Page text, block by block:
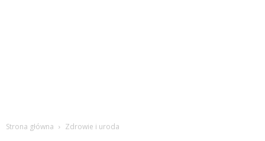
Strona główna Zdrowie i uroda